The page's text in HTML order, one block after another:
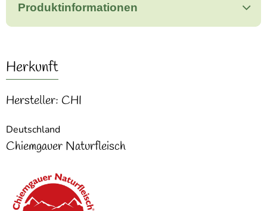
Produktinformationen
Herkunft
Hersteller: CHI
Deutschland
Chiemgauer Naturfleisch